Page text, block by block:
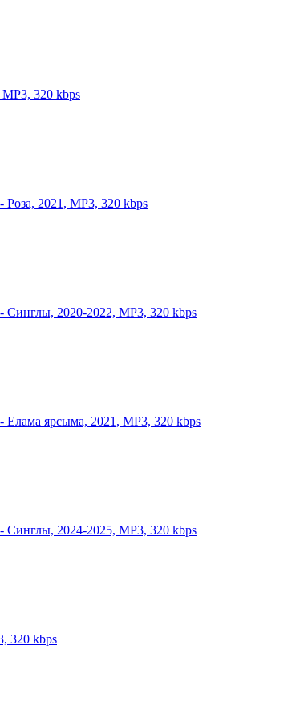
320 kbps
Роза, 2021, MP3, 320 kbps
Синглы, 2020-2022, MP3, 320 kbps
Елама ярсыма, 2021, MP3, 320 kbps
Синглы, 2024-2025, MP3, 320 kbps
320 kbps